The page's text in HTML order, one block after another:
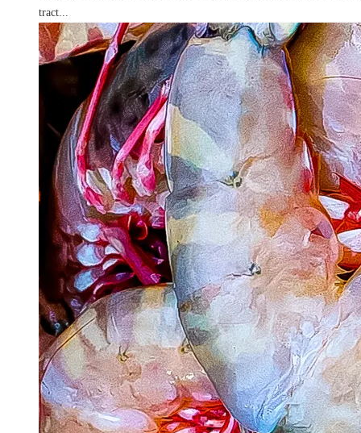
tract...